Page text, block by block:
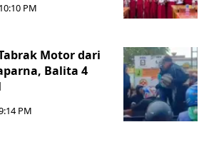
PM
Motor dari
Balita 4
PM